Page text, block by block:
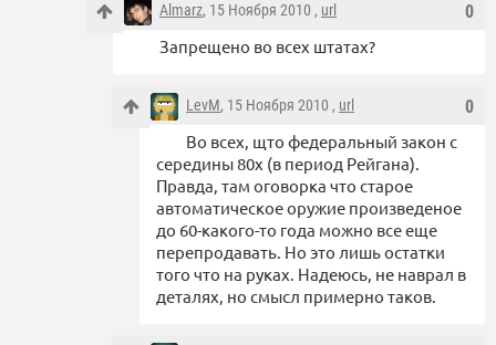
0
Almarz, 15 Ноября 2010 , url
Запрещено во всех штатах?
0
LevM, 15 Ноября 2010 , url
Во всех, щто федеральный закон с
середины 80х (в период Рейгана).
Правда, там оговорка что старое
автоматическое оружие произведеное
до 60-какого-то года можно все еще
перепродавать. Но это лишь остатки
того что на руках. Надеюсь, не наврал в
деталях, но смысл примерно таков.